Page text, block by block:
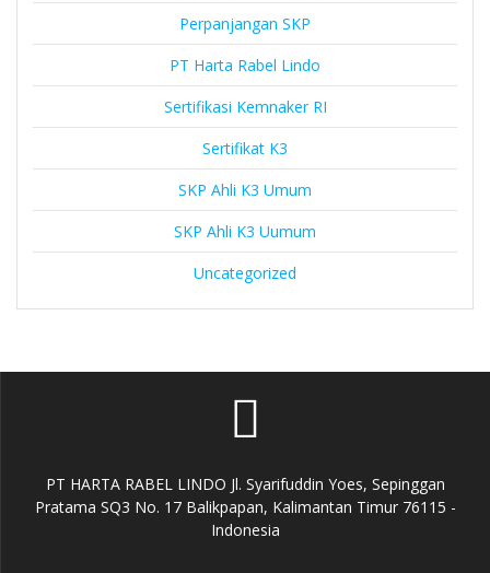
Perpanjangan SKP
PT Harta Rabel Lindo
Sertifikasi Kemnaker RI
Sertifikat K3
SKP Ahli K3 Umum
SKP Ahli K3 Uumum
Uncategorized
PT HARTA RABEL LINDO Jl. Syarifuddin Yoes, Sepinggan
Pratama SQ3 No. 17 Balikpapan, Kalimantan Timur 76115 -
Indonesia